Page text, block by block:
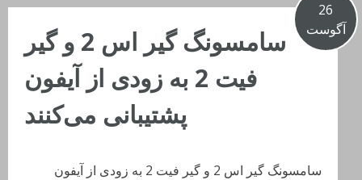
26
آگوست
سامسونگ گیر اس 2 و گیر
فیت 2 به زودی از آیفون
پشتیبانی می‌کنند
سامسونگ گیر اس 2 و گیر فیت 2 به زودی از آیفون